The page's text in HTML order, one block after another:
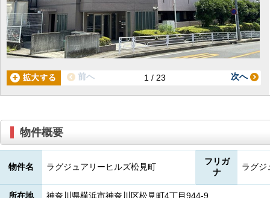
1 / 23
前へ 次へ
物件概要
物件名 ラグジュアリーヒルズ松見町
フリガ
ナ
ラグジ
所在地 神奈川県横浜市神奈川区松見町4丁目944-9